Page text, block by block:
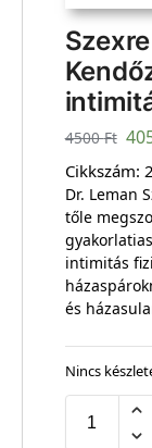
4500Ft
Cikkszám:
Dr. Leman
tőle
intimitás
és
Nincs